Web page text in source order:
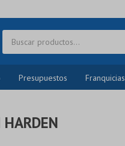
Presupuestos Franquicias